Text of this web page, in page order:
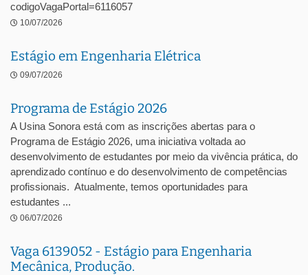
codigoVagaPortal=6116057
10/07/2026
Estágio em Engenharia Elétrica
09/07/2026
Programa de Estágio 2026
A Usina Sonora está com as inscrições abertas para o
Programa de Estágio 2026, uma iniciativa voltada ao
desenvolvimento de estudantes por meio da vivência prática, do
aprendizado contínuo e do desenvolvimento de competências
profissionais. Atualmente, temos oportunidades para
estudantes ...
06/07/2026
Vaga 6139052 - Estágio para Engenharia
Mecânica, Produção.